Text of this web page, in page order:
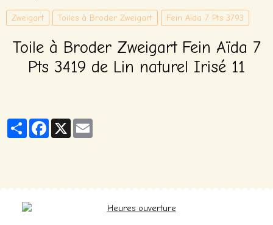
Zweigart Toiles à Broder Zweigart Fein Aïda 7 Pts 3793
Toile à Broder Zweigart Fein Aïda 7
Pts 3419 de Lin naturel Irisé 11
PartagerFacebook
X